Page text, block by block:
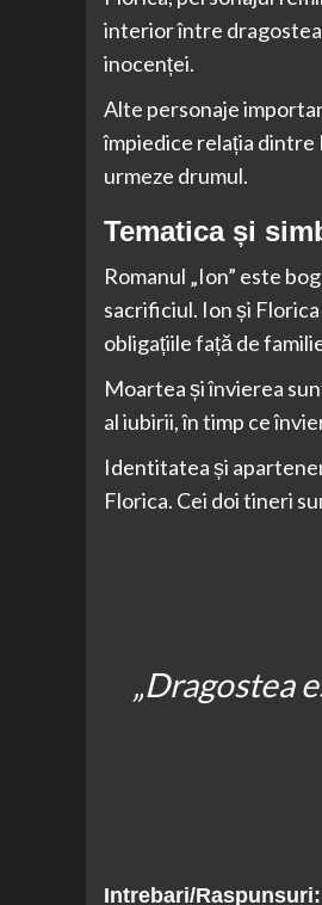
interior între dragostea
inocenței.
Alte personaje
împiedice relația dintre
urmeze drumul.
Tematica și
Romanul „Ion” este
sacrificiul. Ion și
obligațiile față de
Moartea și învierea
al iubirii, în timp ce
Identitatea și
Florica. Cei doi tineri
„Dragostea
Intrebari/